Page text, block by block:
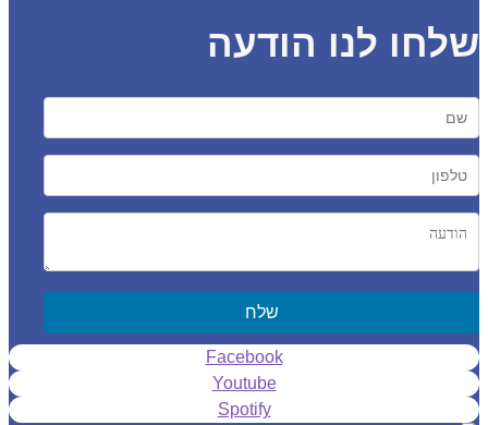
לנו הודעה
שלח
Facebook
Youtube
Spotify